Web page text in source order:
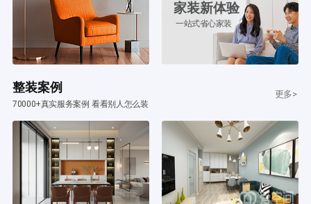
家装新体验
一站式省心家装
整装案例
70000+真实服务案例 看看别人怎么装
更多>